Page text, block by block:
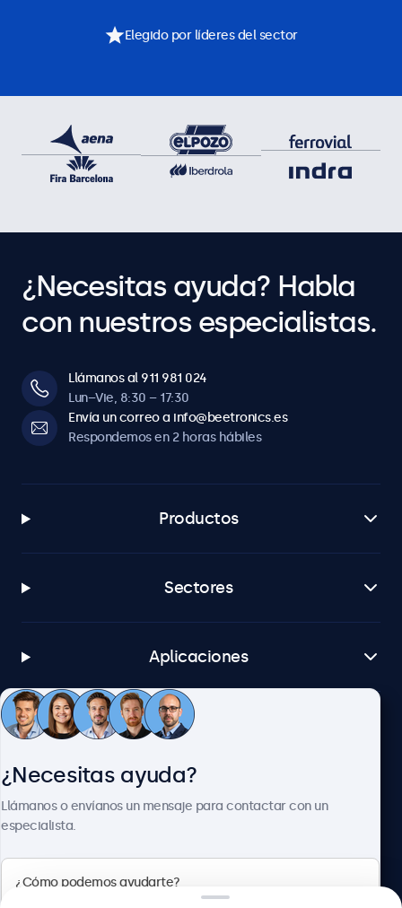
Elegido por líderes del sector
¿Necesitas ayuda? Habla
con nuestros especialistas.
Llámanos al 911 981 024
Lun–Vie, 8:30 – 17:30
Envía un correo a info@beetronics.es
Respondemos en 2 horas hábiles
Productos
Sectores
Aplicaciones
Atención al cliente
¿Necesitas ayuda?
Llámanos o envíanos un mensaje para contactar con un
especialista.